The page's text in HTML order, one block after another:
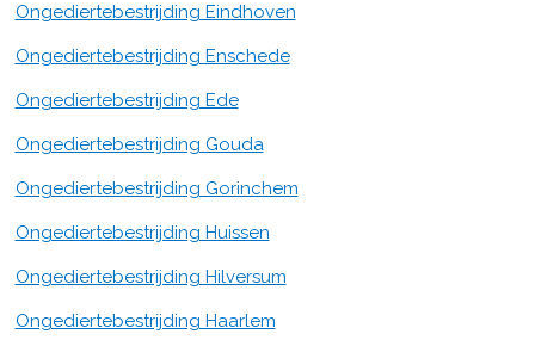
Ongediertebestrijding Eindhoven
Ongediertebestrijding Enschede
Ongediertebestrijding Ede
Ongediertebestrijding Gouda
Ongediertebestrijding Gorinchem
Ongediertebestrijding Huissen
Ongediertebestrijding Hilversum
Ongediertebestrijding Haarlem